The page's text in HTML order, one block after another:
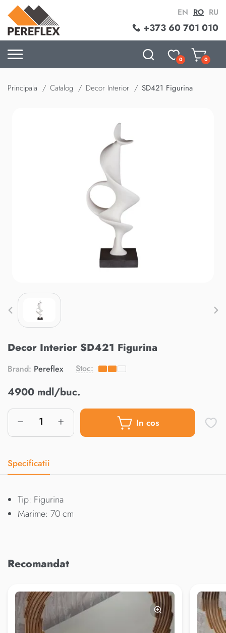
+373 60 701 010
EN RO RU
0 0
Principala Catalog Decor Interior SD421 Figurina
Decor Interior SD421 Figurina
Brand: Pereflex Stoc:
4900 mdl/buc.
In cos
Specificatii
Tip: Figurina
Marime: 70 cm
Recomandat